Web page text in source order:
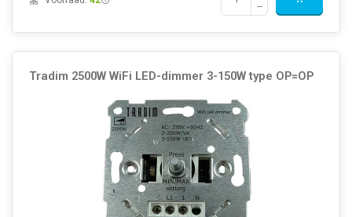
Tradim 2500W WiFi LED-dimmer 3-150W type OP=OP